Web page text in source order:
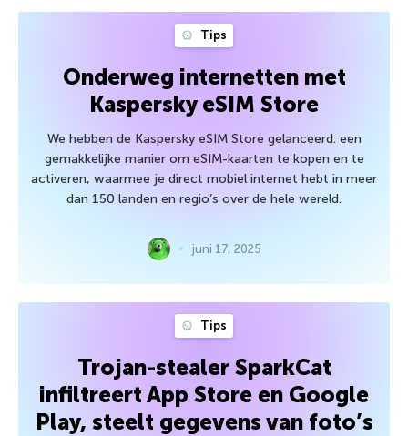
Tips
Onderweg internetten met
Kaspersky eSIM Store
We hebben de Kaspersky eSIM Store gelanceerd: een
gemakkelijke manier om eSIM-kaarten te kopen en te
activeren, waarmee je direct mobiel internet hebt in meer
dan 150 landen en regio’s over de hele wereld.
juni 17, 2025
Tips
Trojan-stealer SparkCat
infiltreert App Store en Google
Play, steelt gegevens van foto’s